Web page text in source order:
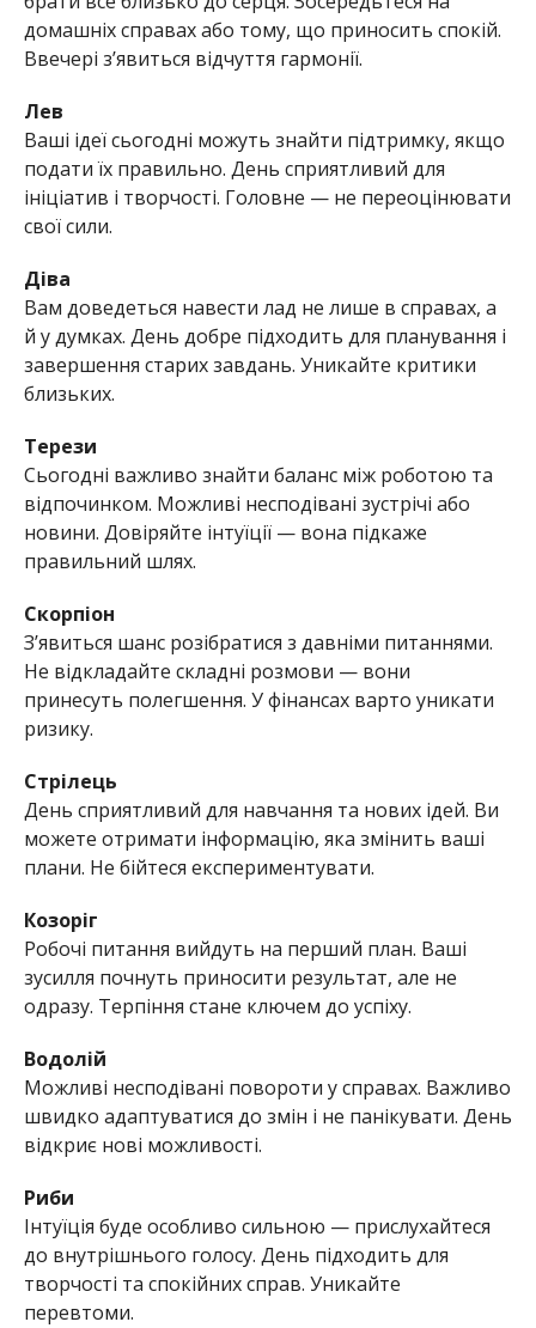
домашніх справах або тому, що приносить спокій.
Ввечері з’явиться відчуття гармонії.
Лев
Ваші ідеї сьогодні можуть знайти підтримку, якщо
подати їх правильно. День сприятливий для
ініціатив і творчості. Головне — не переоцінювати
свої сили.
Діва
Вам доведеться навести лад не лише в справах, а
й у думках. День добре підходить для планування і
завершення старих завдань. Уникайте критики
близьких.
Терези
Сьогодні важливо знайти баланс між роботою та
відпочинком. Можливі несподівані зустрічі або
новини. Довіряйте інтуїції — вона підкаже
правильний шлях.
Скорпіон
З’явиться шанс розібратися з давніми питаннями.
Не відкладайте складні розмови — вони
принесуть полегшення. У фінансах варто уникати
ризику.
Стрілець
День сприятливий для навчання та нових ідей. Ви
можете отримати інформацію, яка змінить ваші
плани. Не бійтеся експериментувати.
Козоріг
Робочі питання вийдуть на перший план. Ваші
зусилля почнуть приносити результат, але не
одразу. Терпіння стане ключем до успіху.
Водолій
Можливі несподівані повороти у справах. Важливо
швидко адаптуватися до змін і не панікувати. День
відкриє нові можливості.
Риби
Інтуїція буде особливо сильною — прислухайтеся
до внутрішнього голосу. День підходить для
творчості та спокійних справ. Уникайте
перевтоми.